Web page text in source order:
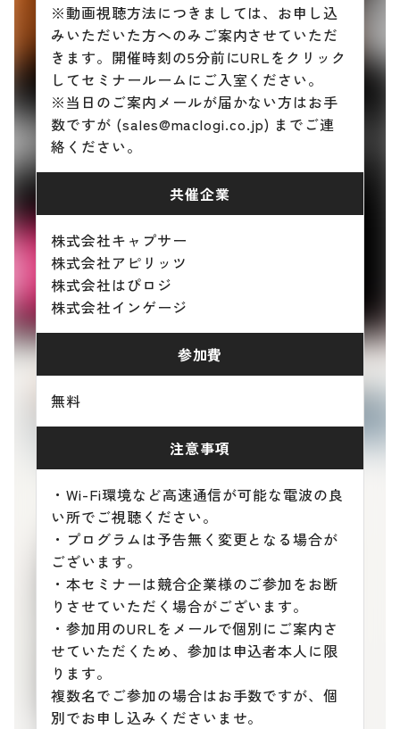
※動画視聴方法につきましては、お申し込
みいただいた方へのみご案内させていただ
きます。開催時刻の5分前にURLをクリック
してセミナールームにご入室ください。
※当日のご案内メールが届かない方はお手
数ですが (sales@maclogi.co.jp) までご連
絡ください。
共催企業
株式会社キャプサー
株式会社アピリッツ
株式会社はぴロジ
株式会社インゲージ
参加費
無料
注意事項
・Wi-Fi環境など高速通信が可能な電波の良
い所でご視聴ください。
・プログラムは予告無く変更となる場合が
ございます。
・本セミナーは競合企業様のご参加をお断
りさせていただく場合がございます。
・参加用のURLをメールで個別にご案内さ
せていただくため、参加は申込者本人に限
ります。
複数名でご参加の場合はお手数ですが、個
別でお申し込みくださいませ。